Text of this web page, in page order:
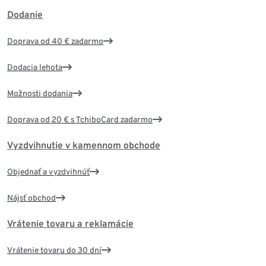
Dodanie
Doprava od 40 € zadarmo
Dodacia lehota
Možnosti dodania
Doprava od 20 € s TchiboCard zadarmo
Vyzdvihnutie v kamennom obchode
Objednať a vyzdvihnúť
Nájsť obchod
Vrátenie tovaru a reklamácie
Vrátenie tovaru do 30 dní